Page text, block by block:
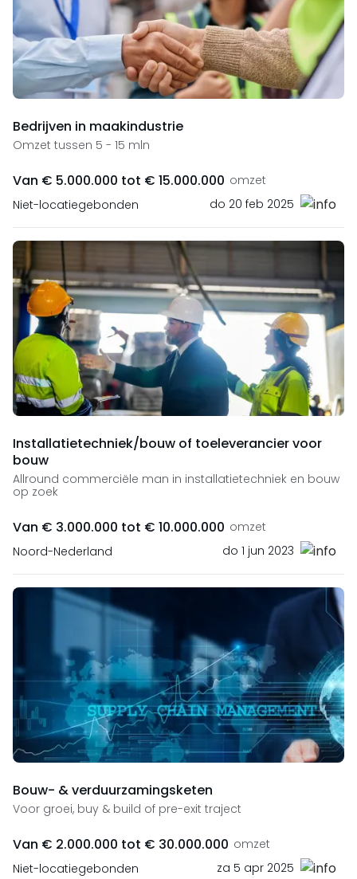
Bedrijven in maakindustrie
Omzet tussen 5 - 15 mln
Van € 5.000.000 tot € 15.000.000 omzet
Niet-locatiegebonden
do 20 feb 2025
Installatietechniek/bouw of toeleverancier voor
bouw
Allround commerciële man in installatietechniek en bouw
op zoek
Van € 3.000.000 tot € 10.000.000 omzet
Noord-Nederland
do 1 jun 2023
Bouw- & verduurzamingsketen
Voor groei, buy & build of pre-exit traject
Van € 2.000.000 tot € 30.000.000 omzet
Niet-locatiegebonden
za 5 apr 2025